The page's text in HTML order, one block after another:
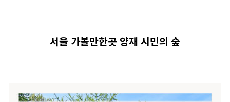
서울 가볼만한곳 양재 시민의 숲